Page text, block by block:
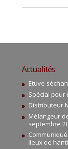
Actualités
Etuve
Spécial pour
Distributeur
Mélangeur
septembre
lieux de